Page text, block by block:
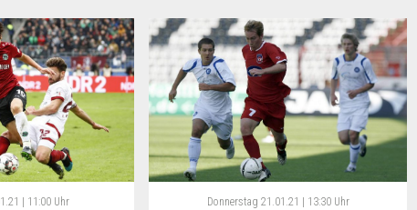
| 11:00 Uhr Donnerstag 21.01.21 | 13:30 Uhr